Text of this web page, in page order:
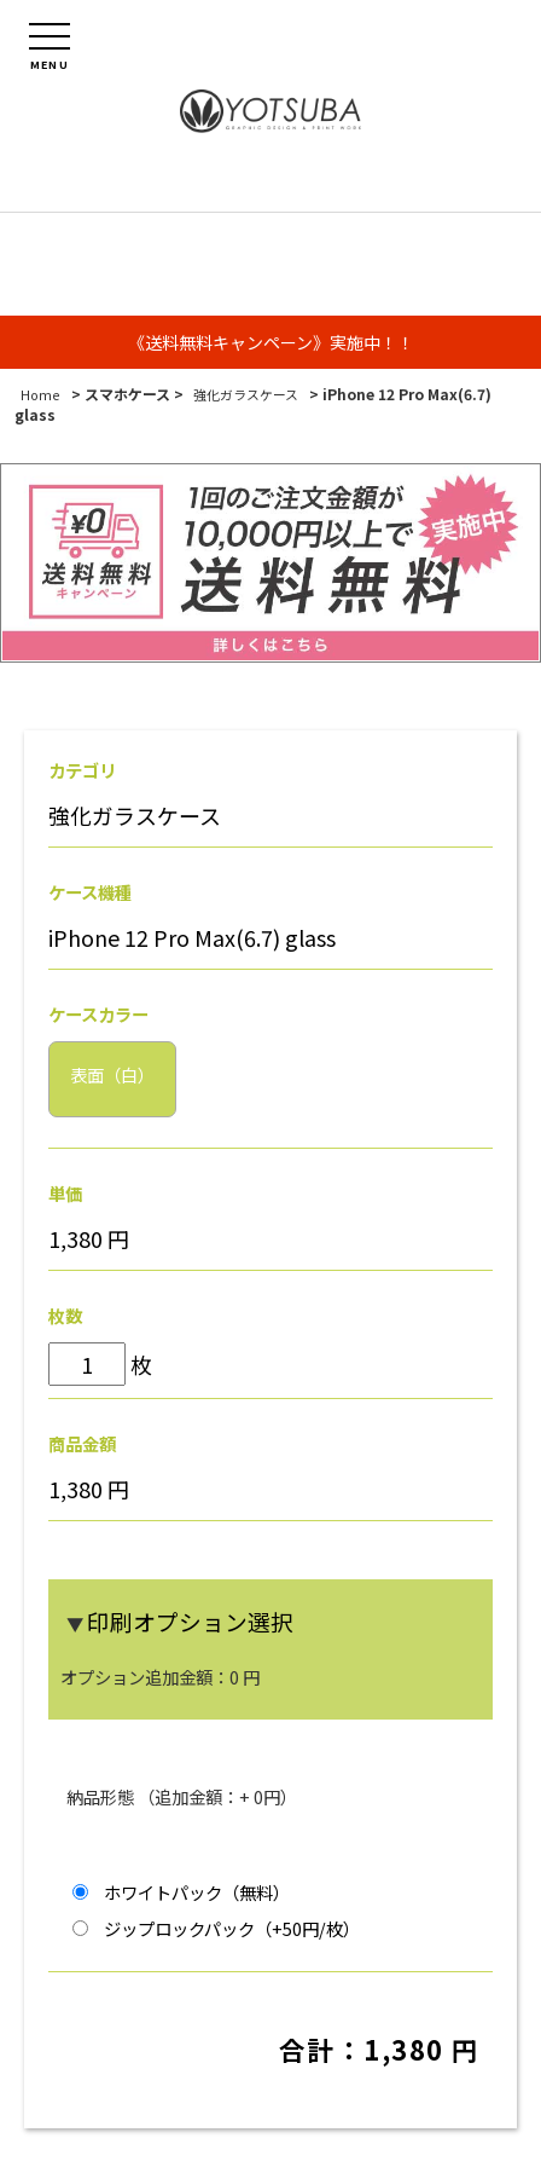
MENU
《送料無料キャンペーン》実施中！！
Home > スマホケース > 強化ガラスケース
> iPhone 12 Pro Max(6.7)
glass
カテゴリ
強化ガラスケース
ケース機種
iPhone 12 Pro Max(6.7) glass
ケースカラー
表面（白）
単価
1,380 円
枚数
枚
商品金額
1,380 円
▼印刷オプション選択
オプション追加金額： 0 円
納品形態 （追加金額：+0円）
ホワイトパック（無料）
ジップロックパック（+50円/枚）
合計： 1,380 円